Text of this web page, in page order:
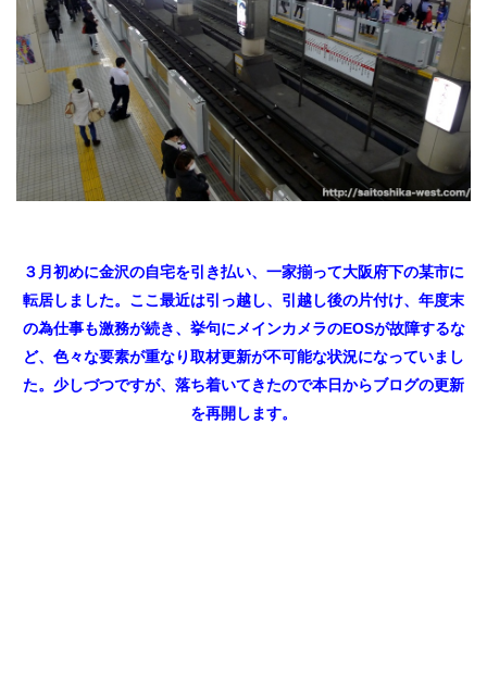
３月初めに金沢の自宅を引き払い、一家揃って大阪府下の某市に
転居しました。ここ最近は引っ越し、引越し後の片付け、年度末
の為仕事も激務が続き、挙句にメインカメラのEOSが故障するな
ど、色々な要素が重なり取材更新が不可能な状況になっていまし
た。少しづつですが、落ち着いてきたので本日からブログの更新
を再開します。